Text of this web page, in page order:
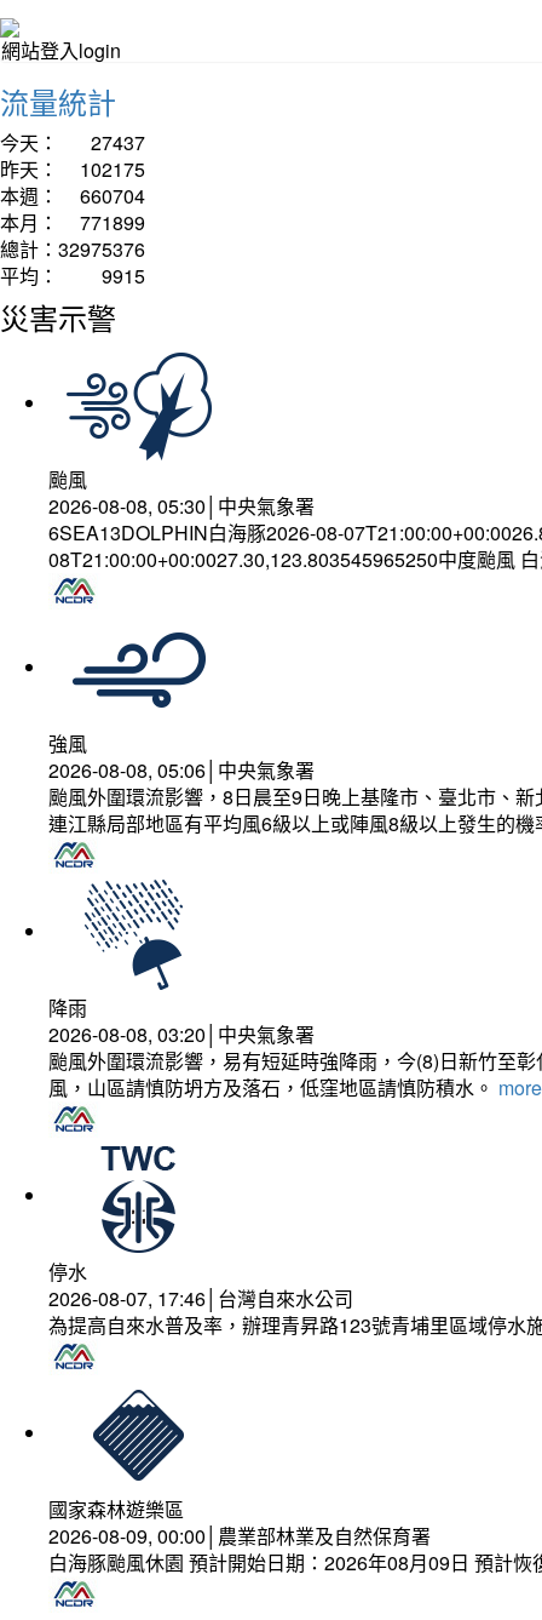
網站登入login
流量統計
今天：
27437
昨天：
102175
本週：
660704
本月：
771899
總計： 32975376
平均：
9915
災害示警
颱風
2026-08-08, 05:30│中央氣象署
6SEA13DOLPHIN白海豚2026-08-
08T21:00:00+00:0027.30,123.803545965250中度颱風
強風
2026-08-08, 05:06│中央氣象署
颱風外圍環流影響，8日晨至9日晚上基隆市、臺北市、
連江縣局部地區有平均風6級以上或陣風8級以上發生的
降雨
2026-08-08, 03:20│中央氣象署
颱風外圍環流影響，易有短延時強降雨，今(8)日新竹至
風，山區請慎防坍方及落石，低窪地區請慎防積水。
停水
2026-08-07, 17:46│台灣自來水公司
為提高自來水普及率，辦理青昇路123號青埔里區域停水
國家森林遊樂區
2026-08-09, 00:00│農業部林業及自然保育署
白海豚颱風休園 預計開始日期：2026年08月09日 預計